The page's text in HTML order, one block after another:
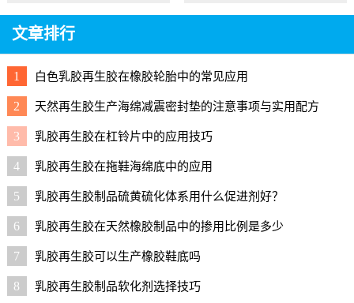
文章排行
1 白色乳胶再生胶在橡胶轮胎中的常见应用
2 天然再生胶生产海绵减震密封垫的注意事项与实用配方
3 乳胶再生胶在杠铃片中的应用技巧
4 乳胶再生胶在拖鞋海绵底中的应用
5 乳胶再生胶制品硫黄硫化体系用什么促进剂好？
6 乳胶再生胶在天然橡胶制品中的掺用比例是多少
7 乳胶再生胶可以生产橡胶鞋底吗
8 乳胶再生胶制品软化剂选择技巧